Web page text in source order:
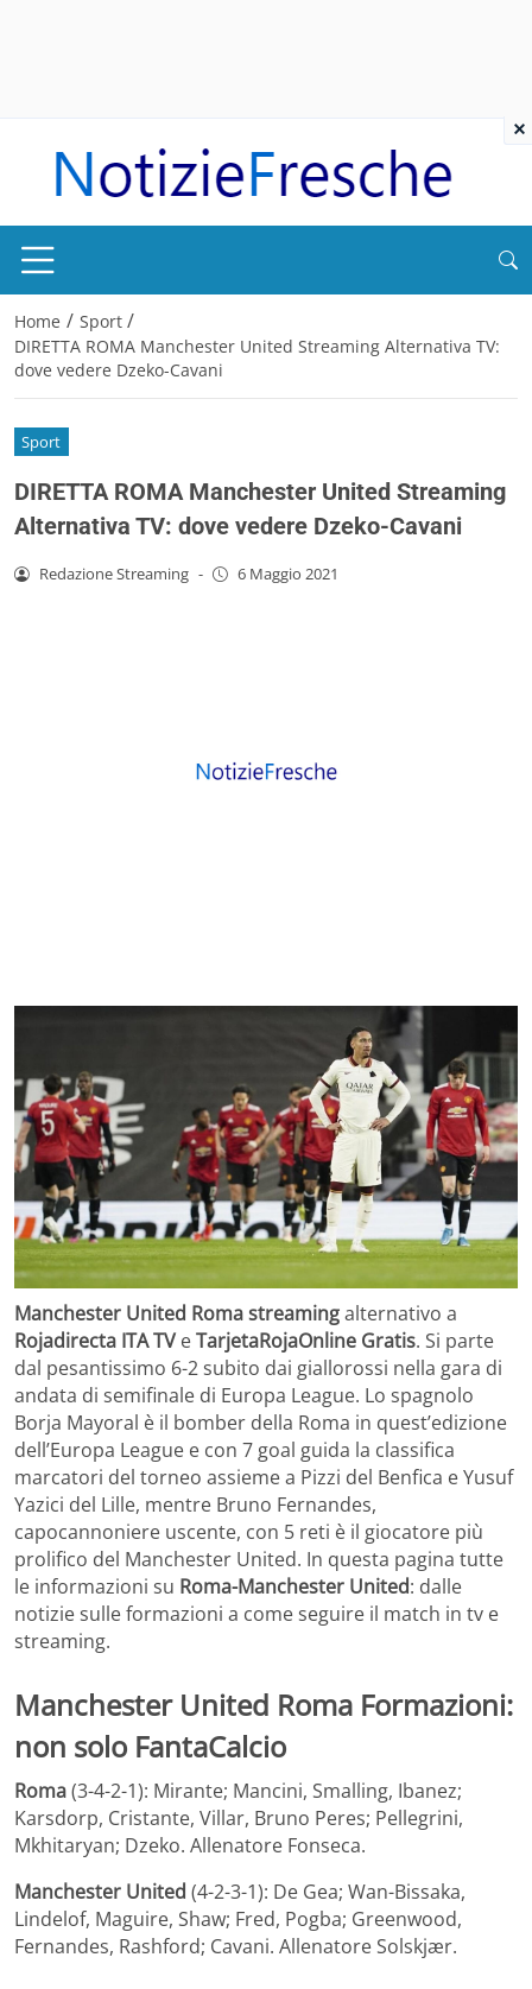
Home / Sport /
DIRETTA ROMA Manchester United Streaming Alternativa TV:
dove vedere Dzeko-Cavani
Sport
DIRETTA ROMA Manchester United Streaming
Alternativa TV: dove vedere Dzeko-Cavani
Redazione Streaming - 6 Maggio 2021
Manchester United Roma streamingalternativo a
Rojadirecta ITA TVeTarjetaRojaOnline Gratis. Si parte
dal pesantissimo 6-2 subito dai giallorossi nella gara di
andata di semifinale di Europa League. Lo spagnolo
Borja Mayoral è il bomber della Roma in quest’edizione
dell’Europa League e con 7 goal guida la classifica
marcatori del torneo assieme a Pizzi del Benfica e Yusuf
Yazici del Lille, mentre Bruno Fernandes,
capocannoniere uscente, con 5 reti è il giocatore più
prolifico del Manchester United. In questa pagina tutte
le informazioni su Roma-Manchester United: dalle
notizie sulle formazioni a come seguire il match in tv e
streaming.
Manchester United Roma Formazioni:
non solo FantaCalcio
Roma(3-4-2-1): Mirante; Mancini, Smalling, Ibanez;
Karsdorp, Cristante, Villar, Bruno Peres; Pellegrini,
Mkhitaryan; Dzeko. Allenatore Fonseca.
Manchester United (4-2-3-1): De Gea; Wan-Bissaka,
Lindelof, Maguire, Shaw; Fred, Pogba; Greenwood,
Fernandes, Rashford; Cavani. Allenatore Solskjær.
×